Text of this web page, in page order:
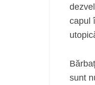
capul
sunt